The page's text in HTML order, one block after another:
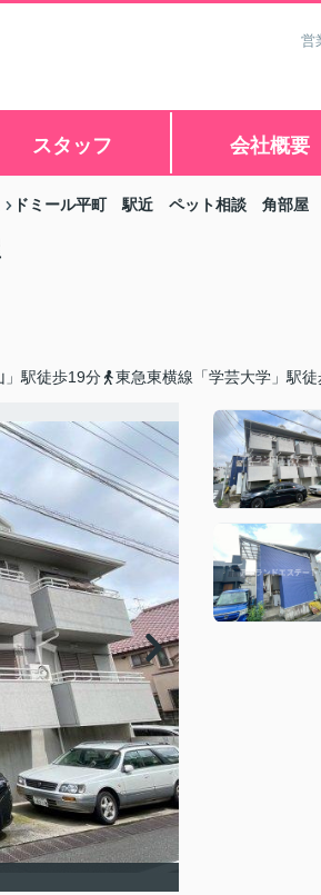
営
スタッフ 会社概要
ドミール平町 駅近 ペット相談 角部屋
」駅徒歩19分 東急東横線「学芸大学」駅